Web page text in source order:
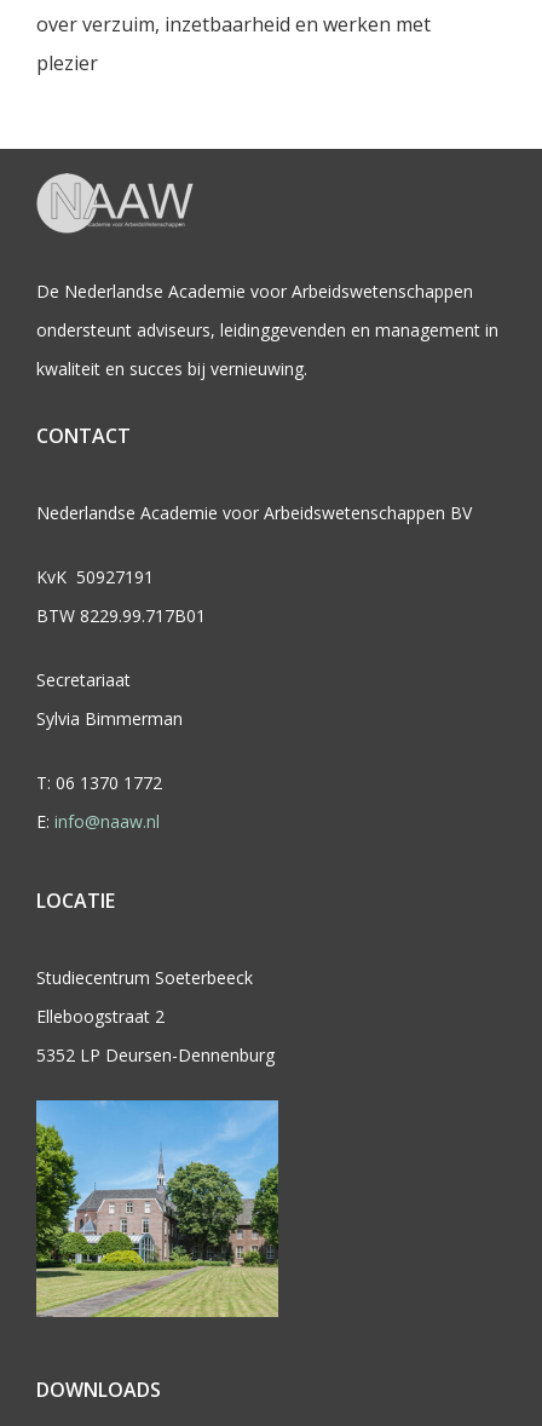
over verzuim, inzetbaarheid en werken met
plezier
De Nederlandse Academie voor Arbeidswetenschappen
ondersteunt adviseurs, leidinggevenden en management in
kwaliteit en succes bij vernieuwing.
CONTACT
Nederlandse Academie voor Arbeidswetenschappen BV
KvK 50927191
BTW 8229.99.717B01
Secretariaat
Sylvia Bimmerman
T: 06 1370 1772
E: info@naaw.nl
LOCATIE
Studiecentrum Soeterbeeck
Elleboogstraat 2
5352 LP Deursen-Dennenburg
DOWNLOADS